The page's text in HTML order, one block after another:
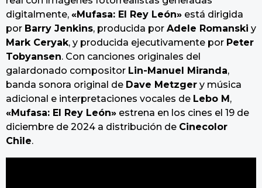
digitalmente, «Mufasa: El Rey León» está dirigida
por Barry Jenkins, producida por Adele Romanski y
Mark Ceryak, y producida ejecutivamente por Peter
Tobyansen. Con canciones originales del
galardonado compositor Lin-Manuel Miranda,
banda sonora original de Dave Metzger y música
adicional e interpretaciones vocales de Lebo M,
«Mufasa: El Rey León» estrena en los cines el 19 de
diciembre de 2024 a distribución de Cinecolor
Chile.